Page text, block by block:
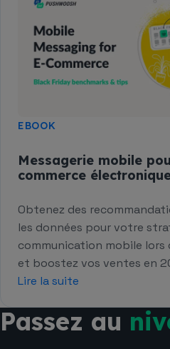
EBOOK
Messagerie mobile
commerce
Obtenez des
les données pour votre
communication mobile lors
et boostez vos ventes en
Lire la suite
Passez au